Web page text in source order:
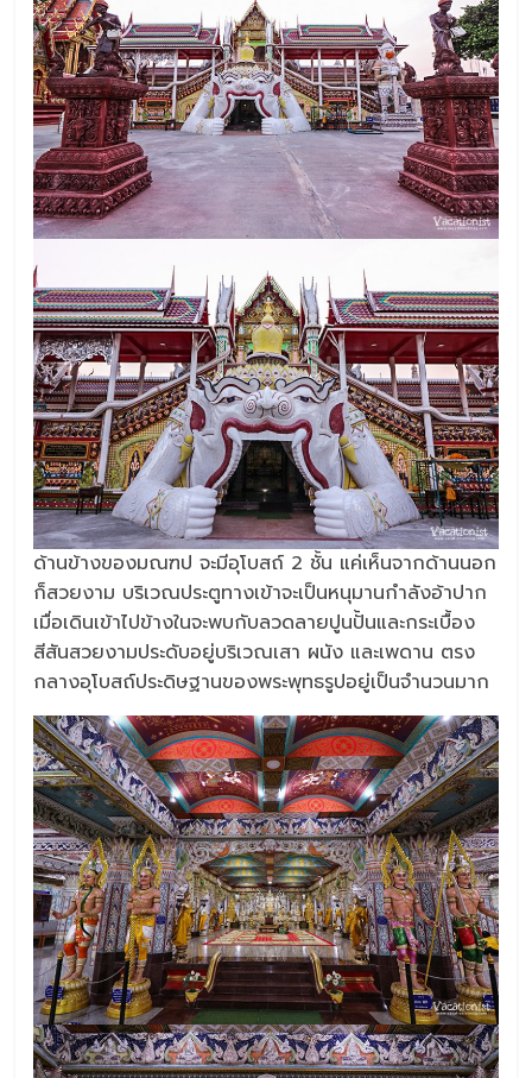
ด้านข้างของมณฑป จะมีอุโบสถ์ 2 ชั้น แค่เห็นจากด้านนอก
ก็สวยงาม บริเวณประตูทางเข้าจะเป็นหนุมานกำลังอ้าปาก
เมื่อเดินเข้าไปข้างในจะพบกับลวดลายปูนปั้นและกระเบื้อง
สีสันสวยงามประดับอยู่บริเวณเสา ผนัง และเพดาน ตรง
กลางอุโบสถ์ประดิษฐานของพระพุทธรูปอยู่เป็นจำนวนมาก